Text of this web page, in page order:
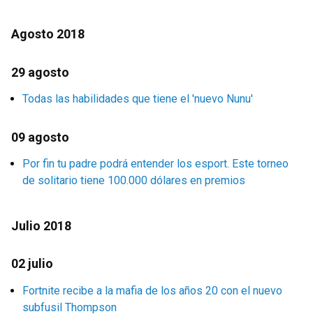
Agosto 2018
29 agosto
Todas las habilidades que tiene el 'nuevo Nunu'
09 agosto
Por fin tu padre podrá entender los esport. Este torneo
de solitario tiene 100.000 dólares en premios
Julio 2018
02 julio
Fortnite recibe a la mafia de los años 20 con el nuevo
subfusil Thompson